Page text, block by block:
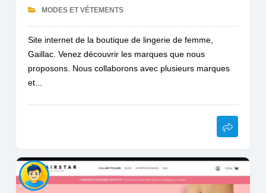
MODES ET VÊTEMENTS
Site internet de la boutique de lingerie de femme,
Gaillac. Venez découvrir les marques que nous
proposons. Nous collaborons avec plusieurs marques
et...